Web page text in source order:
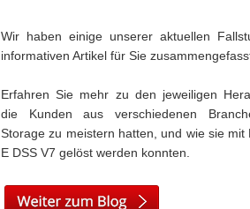
Wir haben einige unserer aktuellen
informativen Artikel für Sie
Erfahren Sie mehr zu den jeweiligen
die Kunden aus verschiedenen
Storage zu meistern hatten, und wie sie mit
E DSS V7 gelöst werden konnten.